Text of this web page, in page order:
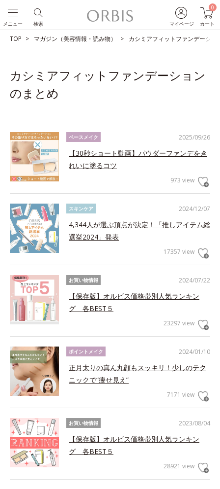
マイページ
0
カート
検索
メニュー
TOP マガジン（美容情報・読み物） カシミアフィットファンデーショ
カシミアフィットファンデーション
のまとめ
2025/09/26
ベースメイク
【30秒ショート動画】パウダーファンデをき
れいに塗るコツ
973 view
2024/12/07
スキンケア
4,344人が選ぶ頂点が決定！「推しアイテム総
選挙2024」発表
17357 view
2024/07/22
お買い物情報
【保存版】オルビス価格帯別人気ランキン
グ 各BEST５
23297 view
2024/01/10
ポイントメイク
正月太りの真ん丸顔もスッキリ！少しのテク
ニックで“痩せ見え”
7171 view
2023/08/04
お買い物情報
【保存版】オルビス価格帯別人気ランキン
グ 各BEST５
28921 view